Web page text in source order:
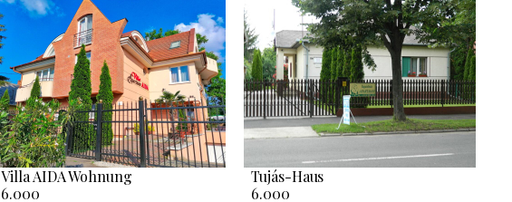
Villa AIDA Wohnung
6.000
Tujás-Haus
6.000